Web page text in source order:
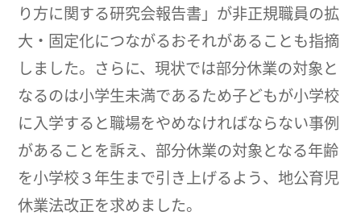
り方に関する研究会報告書」が非正規職員の拡
大・固定化につながるおそれがあることも指摘
しました。さらに、現状では部分休業の対象と
なるのは小学生未満であるため子どもが小学校
に入学すると職場をやめなければならない事例
があることを訴え、部分休業の対象となる年齢
を小学校３年生まで引き上げるよう、地公育児
休業法改正を求めました。